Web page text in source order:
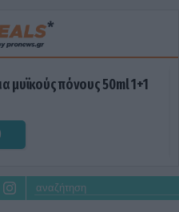
μυϊκούς πόνους 50ml 1+1